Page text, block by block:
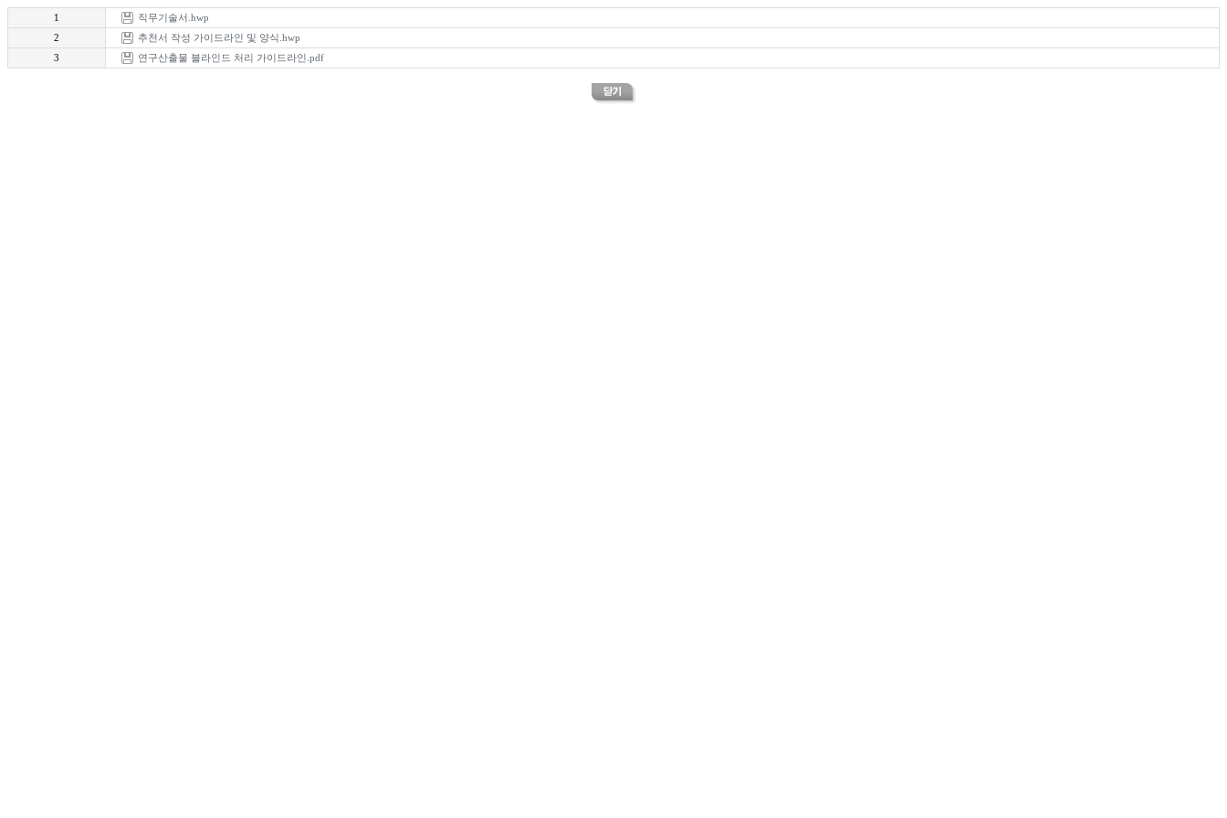
1
직무기술서.hwp
2
추천서 작성 가이드라인 및 양식.hwp
3
연구산출물 블라인드 처리 가이드라인.pdf